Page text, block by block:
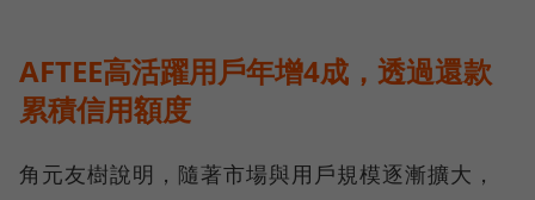
AFTEE高活躍用戶年增4成，透過還款
累積信用額度
角元友樹說明，隨著市場與用戶規模逐漸擴大，